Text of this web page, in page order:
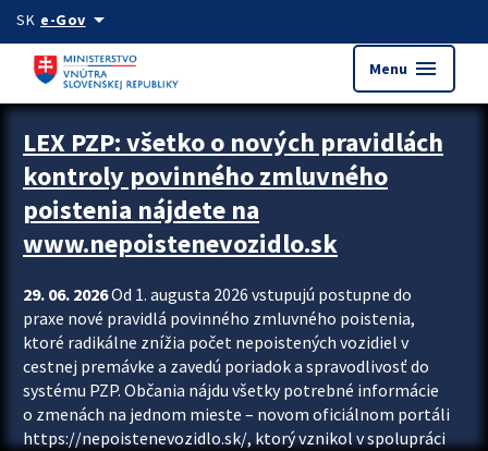
Preskocit na hlavný obsah
SK e-Govarrow_drop_down
Menu menu
Zastavit automatický posun upútavok
LEX PZP: všetko o nových pravidlách
kontroly povinného zmluvného
poistenia nájdete na
www.nepoistenevozidlo.sk
29. 06. 2026Od 1. augusta 2026 vstupujú postupne do
praxe nové pravidlá povinného zmluvného poistenia,
ktoré radikálne znížia počet nepoistených vozidiel v
cestnej premávke a zavedú poriadok a spravodlivosť do
systému PZP. Občania nájdu všetky potrebné informácie
o zmenách na jednom mieste – novom oficiálnom portáli
https://nepoistenevozidlo.sk/, ktorý vznikol v spolupráci